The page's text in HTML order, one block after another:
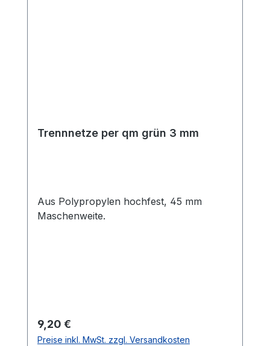
Trennnetze per qm grün 3 mm
Aus Polypropylen hochfest, 45 mm
Maschenweite.
Regulärer Preis:
9,20 €
Preise inkl. MwSt. zzgl. Versandkosten